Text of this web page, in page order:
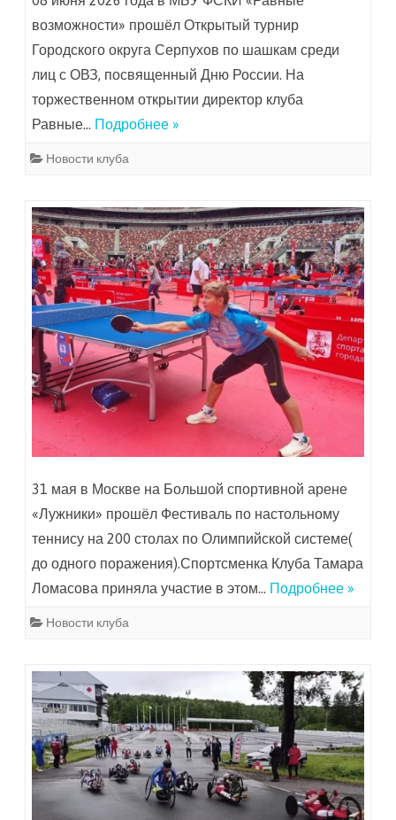
возможности» прошёл Открытый турнир
Городского округа Серпухов по шашкам среди
лиц с ОВЗ, посвященный Дню России. На
торжественном открытии директор клуба
Равные… Подробнее »
Новости клуба
31 мая в Москве на Большой спортивной арене
«Лужники» прошёл Фестиваль по настольному
теннису на 200 столах по Олимпийской системе(
до одного поражения).Спортсменка Клуба Тамара
Ломасова приняла участие в этом… Подробнее »
Новости клуба